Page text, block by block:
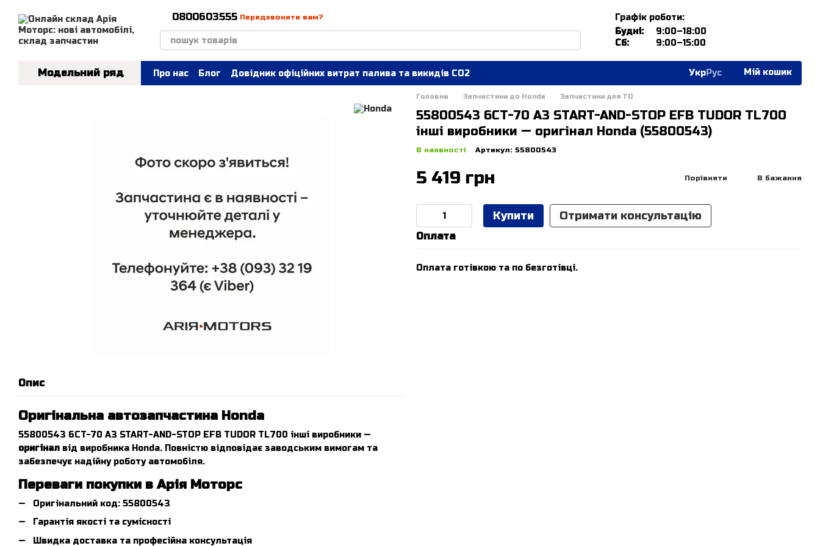
0800603555 Передзвонити вам?
Графік роботи:
Будні:
9:00–18:00
Сб:
9:00–15:00
Модельний ряд Про нас Блог Довідник офіційних витрат палива та викидів СО2 УкрРус Мій кошик
Опис
Оригінальна автозапчастина Honda
55800543 6CT-70 A3 START-AND-STOP EFB TUDOR TL700 інші виробники —
оригінал від виробника Honda. Повністю відповідає заводським вимогам та
забезпечує надійну роботу автомобіля.
Переваги покупки в Арія Моторс
Оригінальний код: 55800543
Гарантія якості та сумісності
Швидка доставка та професійна консультація
Головна Запчастини до Honda Запчастини для ТО
55800543 6CT-70 A3 START-AND-STOP EFB TUDOR TL700
інші виробники — оригінал Honda (55800543)
В наявності Артикул: 55800543
5 419 грн Порівняти В бажання
Купити Отримати консультацію
Оплата
Оплата готівкою та по безготівці.